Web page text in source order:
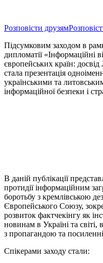
Розповісти друзям
Підсумковим заходом в
дипломатії «Інформаційні
європейських країн:
стала презентація
українськими та
інформаційної безпеки і
В даній публікації
протидії інформаційним
боротьбу з кремлівською
Європейського Союзу,
розвиток фактчекінгу як
новинам в Україні та світі,
з пропагандою та
Спікерами заходу стали: